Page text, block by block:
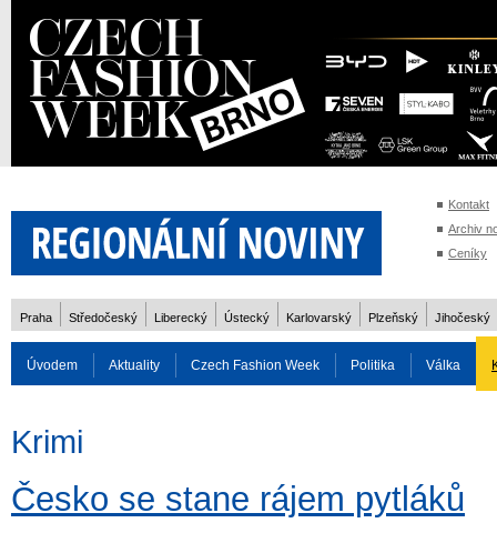
Kontakt
Archiv
Ceníky
Praha Středočeský Liberecký Ústecký Karlovarský Plzeňský Jihočeský
Úvodem Aktuality Czech Fashion Week Politika Válka
Rozhovory
Krimi
Česko se stane rájem pytláků